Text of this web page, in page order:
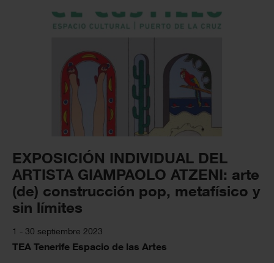
EXPOSICIÓN INDIVIDUAL DEL
ARTISTA GIAMPAOLO ATZENI: arte
(de) construcción pop, metafísico y
sin límites
1 - 30 septiembre 2023
TEA Tenerife Espacio de las Artes